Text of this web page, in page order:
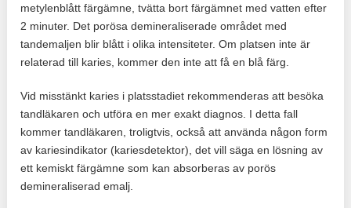
metylenblått färgämne, tvätta bort färgämnet med vatten efter
2 minuter. Det porösa demineraliserade området med
tandemaljen blir blått i olika intensiteter. Om platsen inte är
relaterad till karies, kommer den inte att få en blå färg.
Vid misstänkt karies i platsstadiet rekommenderas att besöka
tandläkaren och utföra en mer exakt diagnos. I detta fall
kommer tandläkaren, troligtvis, också att använda någon form
av kariesindikator (kariesdetektor), det vill säga en lösning av
ett kemiskt färgämne som kan absorberas av porös
demineraliserad emalj.